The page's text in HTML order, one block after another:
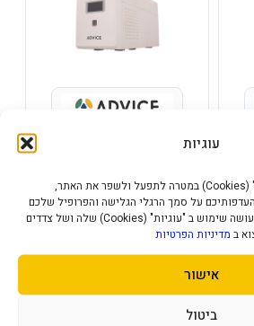
עוגיות
האתר עושה שימוש ב "עוגיות" (Cookies) במטרה לתפעל ולשפר את האתר,
על סמך הרגלי הגלישה והפרופיל שלכם
ולמטרות אנלטיות. חברת באג עושה שימוש ב "עוגיות" (Cookies) שלה ושל צדדים
ב מדיניות הפרטיות
אישור
ביטול
UPS SV2000 SINE WAVE SMART
1,902
הוסף לסל
במלאי